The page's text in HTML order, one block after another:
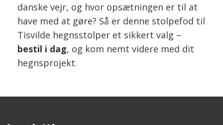
danske vejr, og hvor opsætningen er til at
have med at gøre? Så er denne stolpefod til
Tisvilde hegnsstolper et sikkert valg –
bestil i dag, og kom nemt videre med dit
hegnsprojekt.